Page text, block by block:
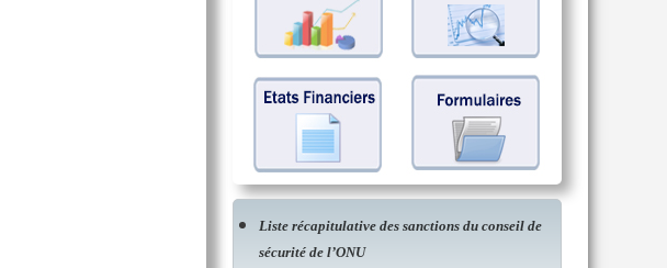
Liste récapitulative des sanctions du conseil de
sécurité de l’ONU